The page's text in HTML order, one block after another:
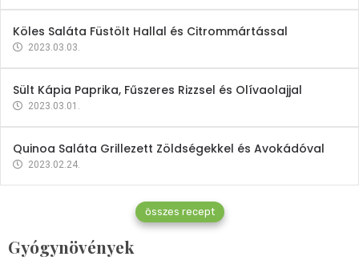
Köles Saláta Füstölt Hallal és Citrommártással
2023.03.03.
Sült Kápia Paprika, Fűszeres Rizzsel és Olívaolajjal
2023.03.01.
Quinoa Saláta Grillezett Zöldségekkel és Avokádóval
2023.02.24.
összes recept
Gyógynövények
Gyógynövények
Mindent a petrezselyemről
2023.12.21.